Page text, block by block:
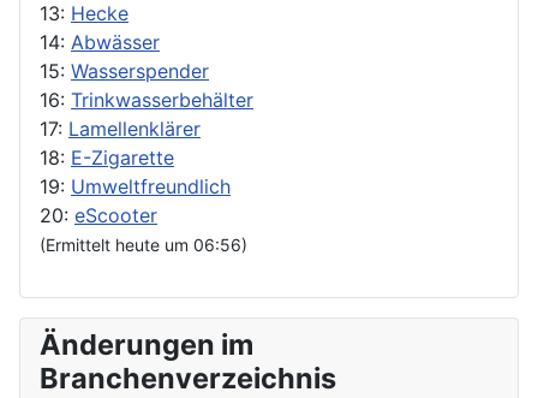
13: Hecke
14: Abwässer
15: Wasserspender
16: Trinkwasserbehälter
17: Lamellenklärer
18: E-Zigarette
19: Umweltfreundlich
20: eScooter
(Ermittelt heute um 06:56)
Änderungen im
Branchenverzeichnis